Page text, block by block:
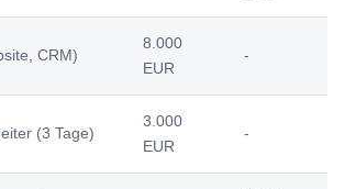
CRM)
8.000
EUR
-
(3 Tage)
3.000
EUR
-